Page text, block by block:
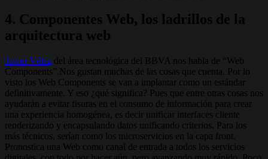
4. Componentes Web, los ladrillos de la
arquitectura web
Javier Vélez del área tecnológica del BBVA nos habla de “Web
Components”.Nos gustan muchas de las cosas que cuenta. Por lo
visto los Web Components se van a implantar como un estándar
definitivamente. Y eso ¿qué significa? Pues que entre otras cosas nos
ayudarán a evitar fisuras en el consumo de información para crear
una experiencia homogénea, es decir unificar interfaces cliente
renderizando y encapsulando datos unificando criterios. Para los
más técnicos, serían como los microservicios en la capa front.
Pronostica una Web como canal de entrada a todos los servicios